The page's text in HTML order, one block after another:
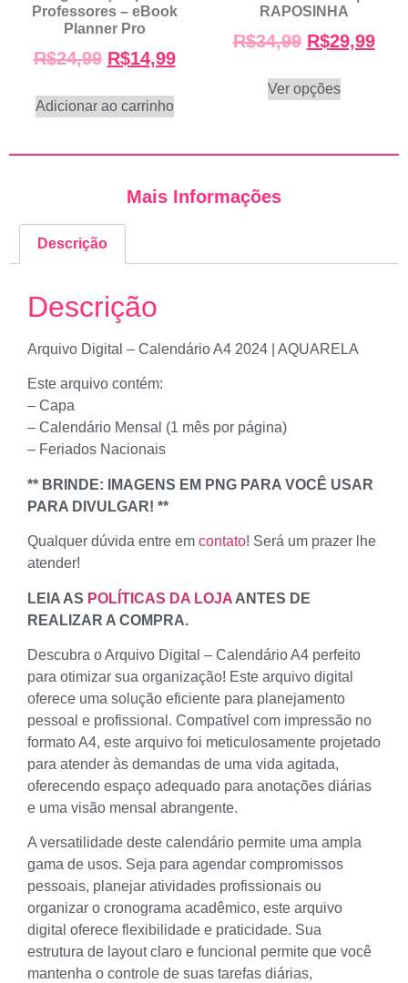
Professores – eBook
Planner Pro
R$24,99 R$14,99
Adicionar ao carrinho
RAPOSINHA
R$34,99 R$29,99
Ver opções
Mais Informações
Descrição
Descrição
Arquivo Digital – Calendário A4 2024 | AQUARELA
Este arquivo contém:
– Capa
– Calendário Mensal (1 mês por página)
– Feriados Nacionais
** BRINDE: IMAGENS EM PNG PARA VOCÊ USAR
PARA DIVULGAR! **
Qualquer dúvida entre em contato! Será um prazer lhe
atender!
LEIA AS POLÍTICAS DA LOJA ANTES DE
REALIZAR A COMPRA.
Descubra o Arquivo Digital – Calendário A4 perfeito
para otimizar sua organização! Este arquivo digital
oferece uma solução eficiente para planejamento
pessoal e profissional. Compatível com impressão no
formato A4, este arquivo foi meticulosamente projetado
para atender às demandas de uma vida agitada,
oferecendo espaço adequado para anotações diárias
e uma visão mensal abrangente.
A versatilidade deste calendário permite uma ampla
gama de usos. Seja para agendar compromissos
pessoais, planejar atividades profissionais ou
organizar o cronograma acadêmico, este arquivo
digital oferece flexibilidade e praticidade. Sua
estrutura de layout claro e funcional permite que você
mantenha o controle de suas tarefas diárias,